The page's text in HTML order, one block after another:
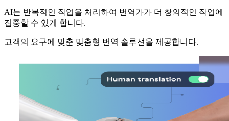
AI는 반복적인 작업을 처리하여 번역가가 더 창의적인 작업에
집중할 수 있게 합니다.
고객의 요구에 맞춘 맞춤형 번역 솔루션을 제공합니다.